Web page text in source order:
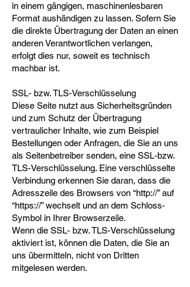
in einem gängigen, maschinenlesbaren
Format aushändigen zu lassen. Sofern Sie
die direkte Übertragung der Daten an einen
anderen Verantwortlichen verlangen,
erfolgt dies nur, soweit es technisch
machbar ist.
SSL- bzw. TLS-Verschlüsselung
Diese Seite nutzt aus Sicherheitsgründen
und zum Schutz der Übertragung
vertraulicher Inhalte, wie zum Beispiel
Bestellungen oder Anfragen, die Sie an uns
als Seitenbetreiber senden, eine SSL-bzw.
TLS-Verschlüsselung. Eine verschlüsselte
Verbindung erkennen Sie daran, dass die
Adresszeile des Browsers von “http://” auf
“https://” wechselt und an dem Schloss-
Symbol in Ihrer Browserzeile.
Wenn die SSL- bzw. TLS-Verschlüsselung
aktiviert ist, können die Daten, die Sie an
uns übermitteln, nicht von Dritten
mitgelesen werden.